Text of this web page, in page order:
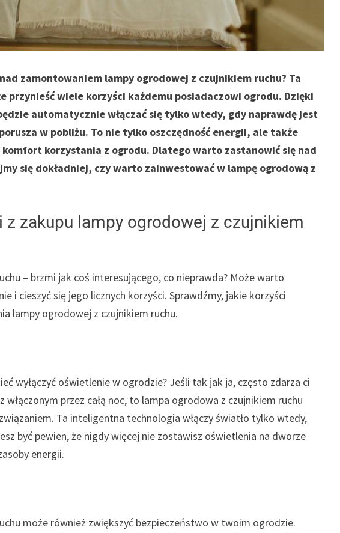
zamontowaniem lampy ogrodowej z czujnikiem ruchu? Ta
przynieść wiele korzyści każdemu posiadaczowi ogrodu. Dzięki
automatycznie włączać się tylko wtedy, gdy naprawdę jest
w pobliżu. To nie tylko oszczędność energii, ale także
korzystania z ogrodu. Dlatego warto zastanowić się nad
się dokładniej, czy warto zainwestować w lampę ogrodową z
z zakupu lampy ogrodowej z czujnikiem
– brzmi jak coś interesującego, co nieprawda? Może warto
i cieszyć się jego licznych korzyści. Sprawdźmy, jakie korzyści
lampy ogrodowej z czujnikiem ruchu.
wyłączyć oświetlenie w ogrodzie? Jeśli tak jak ja, często zdarza ci
przez całą noc, to lampa ogrodowa z czujnikiem ruchu
Ta inteligentna technologia włączy światło tylko wtedy,
być pewien, że nigdy więcej nie zostawisz oświetlenia na dworze
energii.
może również zwiększyć bezpieczeństwo w twoim ogrodzie.